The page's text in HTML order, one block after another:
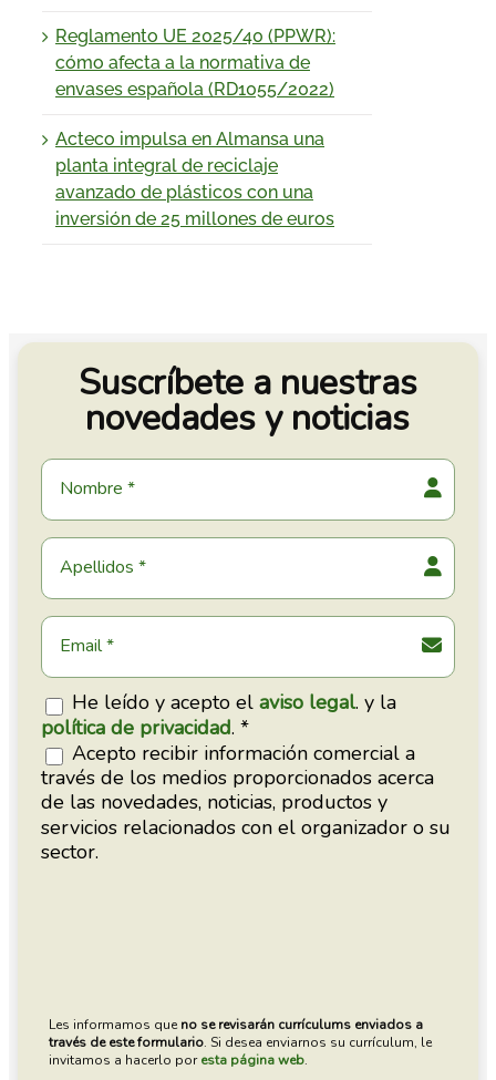
Reglamento UE 2025/40 (PPWR):
cómo afecta a la normativa de
envases española (RD1055/2022)
Acteco impulsa en Almansa una
planta integral de reciclaje
avanzado de plásticos con una
inversión de 25 millones de euros